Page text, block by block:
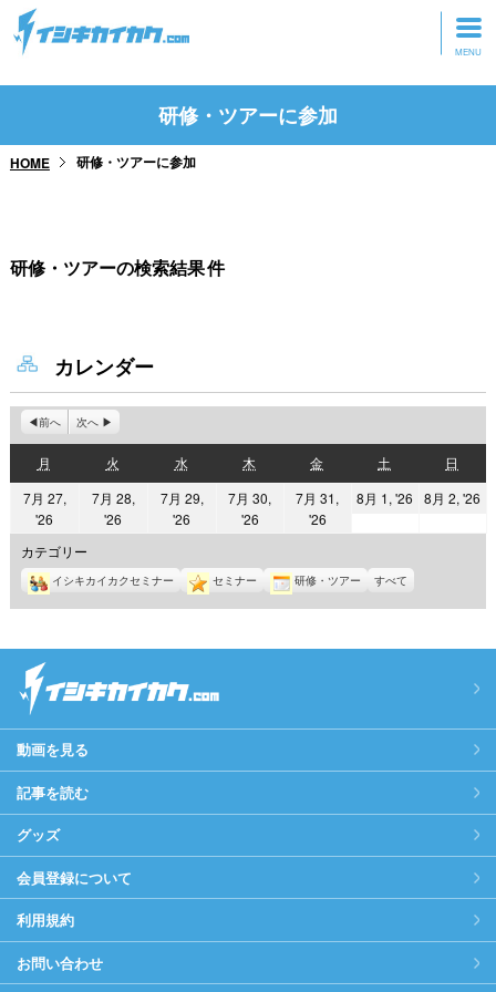
トップページ
研修・ツアーに参加
研修・ツアーに参加
HOME 研修・ツアーに参加
研修・ツアーの検索結果件
カレンダー
前へ 次へ
月
曜
日
火
曜
日
水水
曜
日
木
曜
日
金金
曜
日
土
曜
日
日
曜
日
7月 27,
'26
年
7
月
27
7月 28,
'26
7
月
28
7月 29,
'26
7
月
29
7月 30,
'262026
7
月
30
7月 31,
'262026
7
月
31
8月 1, '26
2026
月
日
8月 2, '26
日
カテゴリー
イシキカイカクセミナー セミナー 研修・ツアー すべて
動画を見る
記事を読む
グッズ
会員登録について
利用規約
お問い合わせ